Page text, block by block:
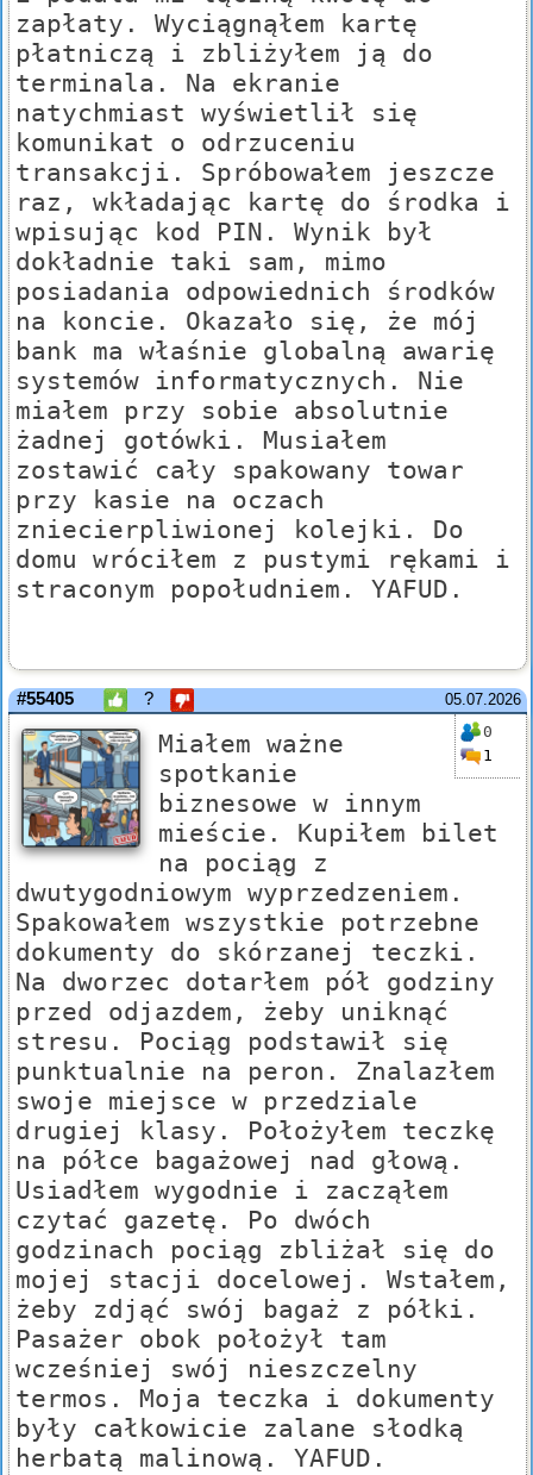
zapłaty. Wyciągnąłem kartę
płatniczą i zbliżyłem ją do
terminala. Na ekranie
natychmiast wyświetlił się
komunikat o odrzuceniu
transakcji. Spróbowałem jeszcze
raz, wkładając kartę do środka i
wpisując kod PIN. Wynik był
dokładnie taki sam, mimo
posiadania odpowiednich środków
na koncie. Okazało się, że mój
bank ma właśnie globalną awarię
systemów informatycznych. Nie
miałem przy sobie absolutnie
żadnej gotówki. Musiałem
zostawić cały spakowany towar
przy kasie na oczach
zniecierpliwionej kolejki. Do
domu wróciłem z pustymi rękami i
straconym popołudniem. YAFUD.
05.07.2026
#55405 ?
0
1
Miałem ważne
spotkanie
biznesowe w innym
mieście. Kupiłem bilet
na pociąg z
dwutygodniowym wyprzedzeniem.
Spakowałem wszystkie potrzebne
dokumenty do skórzanej teczki.
Na dworzec dotarłem pół godziny
przed odjazdem, żeby uniknąć
stresu. Pociąg podstawił się
punktualnie na peron. Znalazłem
swoje miejsce w przedziale
drugiej klasy. Położyłem teczkę
na półce bagażowej nad głową.
Usiadłem wygodnie i zacząłem
czytać gazetę. Po dwóch
godzinach pociąg zbliżał się do
mojej stacji docelowej. Wstałem,
żeby zdjąć swój bagaż z półki.
Pasażer obok położył tam
wcześniej swój nieszczelny
termos. Moja teczka i dokumenty
były całkowicie zalane słodką
herbatą malinową. YAFUD.